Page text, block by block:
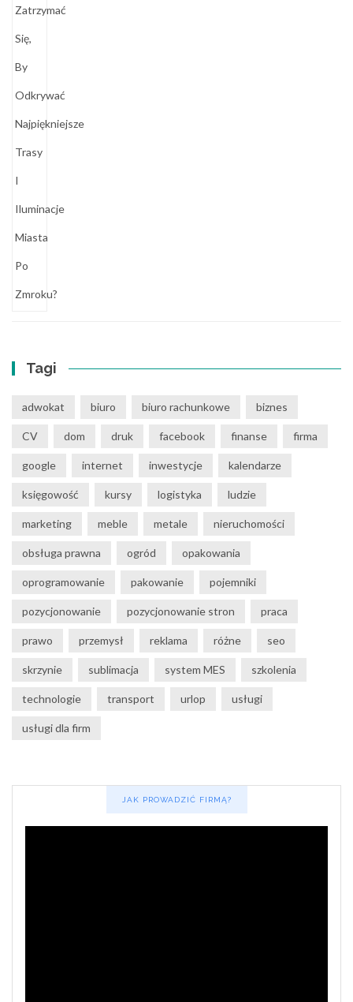
Tagi
adwokat biuro biuro rachunkowe biznes
CV dom druk facebook finanse firma
google internet inwestycje kalendarze
księgowość kursy logistyka ludzie
marketing meble metale nieruchomości
obsługa prawna ogród opakowania
oprogramowanie pakowanie pojemniki
pozycjonowanie pozycjonowanie stron praca
prawo przemysł reklama różne seo
skrzynie sublimacja system MES szkolenia
technologie transport urlop usługi
usługi dla firm
JAK PROWADZIĆ FIRMĄ?